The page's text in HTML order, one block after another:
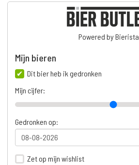
Powered by Bierista
Mijn bieren
Dit bier heb ik gedronken
Mijn cijfer:
Gedronken op:
Zet op mijn wishlist